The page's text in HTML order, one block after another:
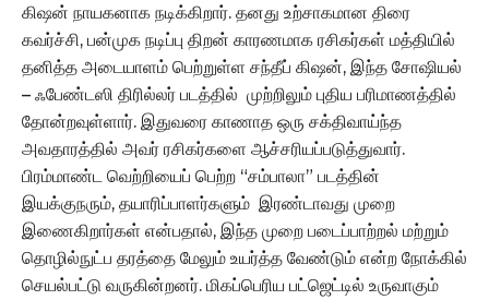
கிஷன் நாயகனாக நடிக்கிறார். தனது உற்சாகமான திரை
கவர்ச்சி, பன்முக நடிப்பு திறன் காரணமாக ரசிகர்கள் மத்தியில்
தனித்த அடையாளம் பெற்றுள்ள சந்தீப் கிஷன், இந்த சோஷியல்
– ஃபேண்டஸி திரில்லர் படத்தில் முற்றிலும் புதிய பரிமாணத்தில்
தோன்றவுள்ளார். இதுவரை காணாத ஒரு சக்திவாய்ந்த
அவதாரத்தில் அவர் ரசிகர்களை ஆச்சரியப்படுத்துவார்.
பிரம்மாண்ட வெற்றியைப் பெற்ற “சம்பாலா” படத்தின்
இயக்குநரும், தயாரிப்பாளர்களும் இரண்டாவது முறை
இணைகிறார்கள் என்பதால், இந்த முறை படைப்பாற்றல் மற்றும்
தொழில்நுட்ப தரத்தை மேலும் உயர்த்த வேண்டும் என்ற நோக்கில்
செயல்பட்டு வருகின்றனர். மிகப்பெரிய பட்ஜெட்டில் உருவாகும்